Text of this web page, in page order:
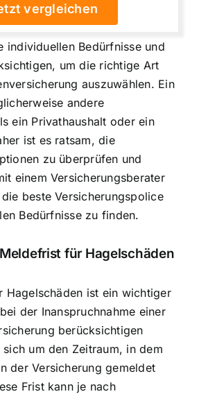
vergleichen
individuellen Bedürfnisse und
um die richtige Art
auszuwählen. Ein
andere
ein Privathaushalt oder ein
ist es ratsam, die
zu überprüfen und
einem Versicherungsberater
beste Versicherungspolice
Bedürfnisse zu finden.
für Hagelschäden
Hagelschäden ist ein wichtiger
der Inanspruchnahme einer
berücksichtigen
sich um den Zeitraum, in dem
der Versicherung gemeldet
Frist kann je nach